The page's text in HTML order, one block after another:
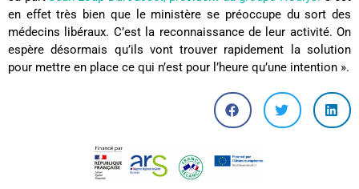
en effet très bien que le ministère se préoccupe du sort des
médecins libéraux. C’est la reconnaissance de leur activité. On
espère désormais qu’ils vont trouver rapidement la solution
pour mettre en place ce qui n’est pour l’heure qu’une intention ».